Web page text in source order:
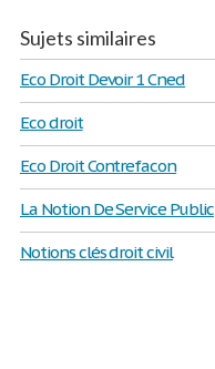
Sujets similaires
Eco Droit Devoir 1 Cned
Eco droit
Eco Droit Contrefacon
La Notion De Service Public
Notions clés droit civil